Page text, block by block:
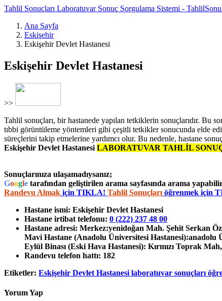
Tahlil Sonuçları Laboratuvar Sonuç Sorgulama Sistemi -
Ana Sayfa
Eskişehir
Eskişehir Devlet Hastanesi
Eskişehir Devlet Hastanesi
>>
Tahlil sonuçları, bir hastanede yapılan tetkiklerin sonuçlarıdır. Bu
tıbbi görüntüleme yöntemleri gibi çeşitli tetkikler sonucunda elde
süreçlerini takip etmelerine yardımcı olur. Bu nedenle, hastane
Eskişehir Devlet Hastanesi LABORATUVAR TAHLİL
Sonuçlarınıza ulaşamadıysanız;
Google tarafından geliştirilen arama sayfasında arama
Randevu Almak için TIKLA! Tahlil Sonuçları öğrenmek için
Hastane ismi: Eskişehir Devlet Hastanesi
Hastane irtibat telefonu: 0 (222) 237 48 00
Hastane adresi: Merkez:yenidoğan Mah. Şehit Serkan
Mavi Hastane (Anadolu Üniversitesi Hastanesi):anadolu
Eylül Binası (Eski Hava Hastanesi): Kırmızı Toprak
Randevu telefon hattı: 182
Etiketler: Eskişehir Devlet Hastanesi laboratuvar sonuçları
Yorum Yap